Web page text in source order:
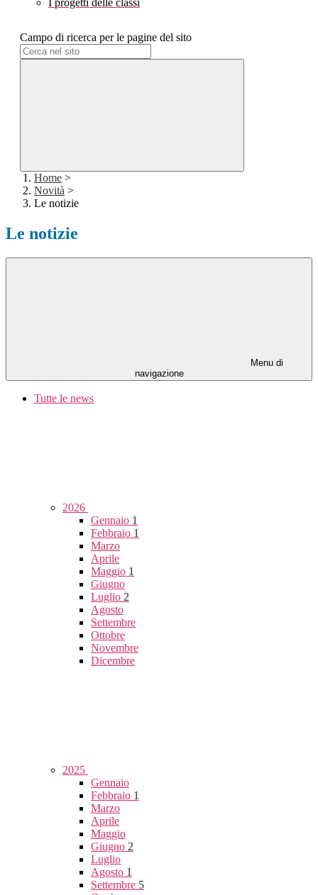
I progetti delle classi
Campo di ricerca per le pagine del sito
Home >
Novità >
Le notizie
Le notizie
Menu di
navigazione
Tutte le news
2026
Gennaio 1
Febbraio 1
Marzo
Aprile
Maggio 1
Giugno
Luglio 2
Agosto
Settembre
Ottobre
Novembre
Dicembre
2025
Gennaio
Febbraio 1
Marzo
Aprile
Maggio
Giugno 2
Luglio
Agosto 1
Settembre 5